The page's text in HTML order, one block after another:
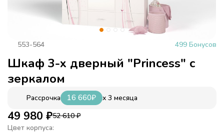
553-564 499 Бонусов
Шкаф 3-х дверный "Princess" с
зеркалом
Рассрочка 16 660₽ x 3 месяца
Цвет корпуса:
49 980 ₽52 610₽